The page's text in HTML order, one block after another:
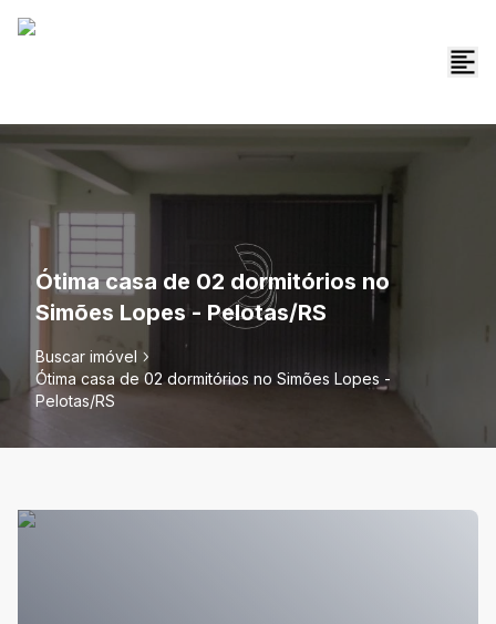
Ótima casa de 02 dormitórios no
Simões Lopes - Pelotas/RS
Buscar imóvel
Ótima casa de 02 dormitórios no Simões Lopes -
Pelotas/RS